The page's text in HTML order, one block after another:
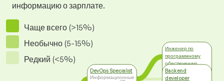
информацию о зарплате.
Чаще всего (>15%)
Необычно (5-15%)
Редкий (<5%)
DevOps Specialist
Информационные
Инженер по
программному
обеспечению
Информационные
технологии (IT)
Backend
developer